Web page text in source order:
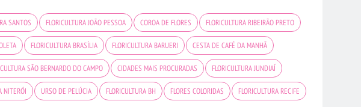
SANTOS FLORICULTURA JOÃO PESSOA COROA DE FLORES FLORICULTURA RIBEIRÃO PRETO
FLORICULTURA BRASÍLIA FLORICULTURA BARUERI CESTA DE CAFÉ DA MANHÃ
SÃO BERNARDO DO CAMPO CIDADES MAIS PROCURADAS FLORICULTURA JUNDIAÍ
NITERÓI URSO DE PELÚCIA FLORICULTURA BH FLORES COLORIDAS FLORICULTURA RECIFE